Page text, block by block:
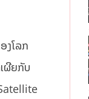
ງໂລກ
ຜີຍກັບ